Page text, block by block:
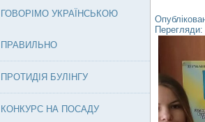
ГОВОРІМО УКРАЇНСЬКОЮ
ПРАВИЛЬНО
ПРОТИДІЯ БУЛІНГУ
КОНКУРС НА ПОСАДУ
Перегляди: